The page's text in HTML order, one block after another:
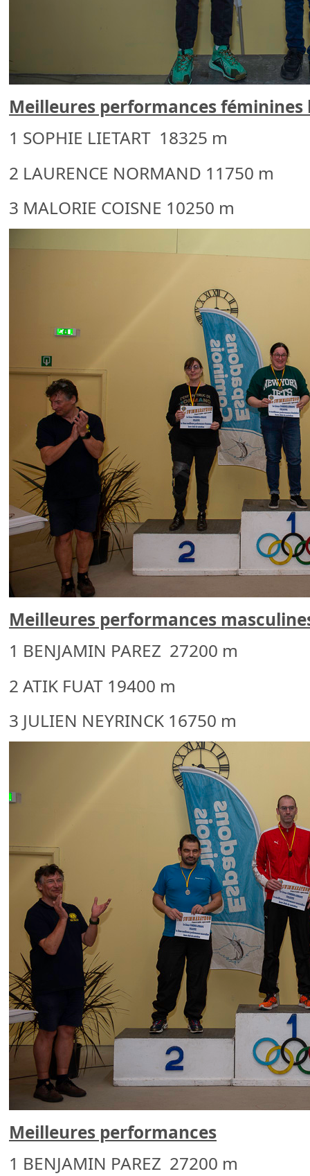
Meilleures performances
1 SOPHIE LIETART 18325 m
2 LAURENCE NORMAND 11750 m
3 MALORIE COISNE 10250 m
Meilleures performances
1 BENJAMIN PAREZ 27200 m
2 ATIK FUAT 19400 m
3 JULIEN NEYRINCK 16750 m
Meilleures performances
1 BENJAMIN PAREZ 27200 m